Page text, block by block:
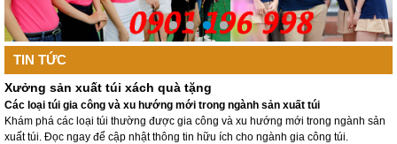
TIN TỨC
Xưởng sản xuất túi xách quà tặng
Các loại túi gia công và xu hướng mới trong ngành sản xuất túi
Khám phá các loại túi thường được gia công và xu hướng mới trong ngành sản
xuất túi. Đọc ngay để cập nhật thông tin hữu ích cho ngành gia công túi.